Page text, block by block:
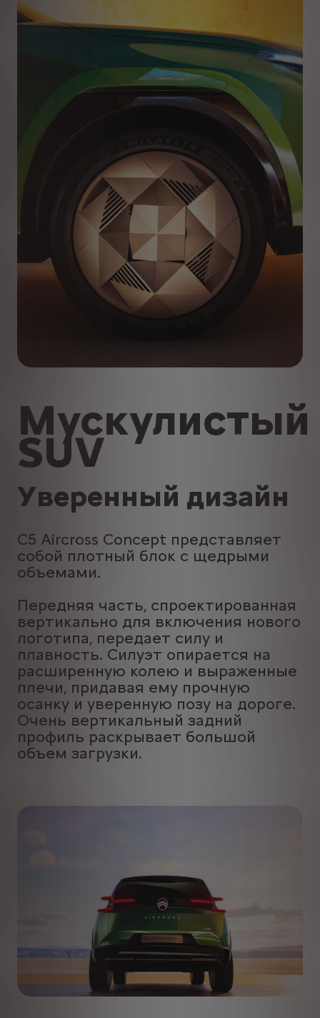
Мускулистый
SUV
Уверенный дизайн
C5 Aircross Concept представляет
собой плотный блок с щедрыми
объемами.
Передняя часть, спроектированная
вертикально для включения нового
логотипа, передает силу и
плавность. Силуэт опирается на
расширенную колею и выраженные
плечи, придавая ему прочную
осанку и уверенную позу на дороге.
Очень вертикальный задний
профиль раскрывает большой
объем загрузки.